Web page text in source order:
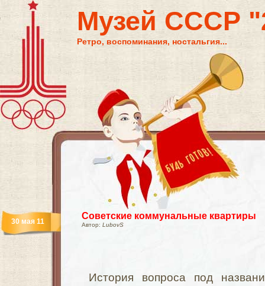
Музей СССР
Ретро, воспоминания, ностальгия...
Советские коммунальные квартиры
Автор: LubovS
30 мая 11
История вопроса под